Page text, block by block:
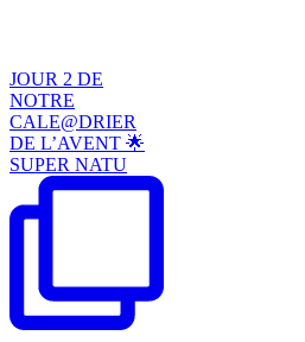
JOUR 2 DE
NOTRE
CALE@DRIER
DE L’AVENT 🌟
SUPER NATU